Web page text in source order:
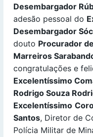
Desembargador
adesão pessoal do
Desembargador
douto Procurador
Marreiros
congratulações e
Excelentíssimo
Rodrigo Souza
Excelentíssimo
Santos, Diretor de
Polícia Militar de